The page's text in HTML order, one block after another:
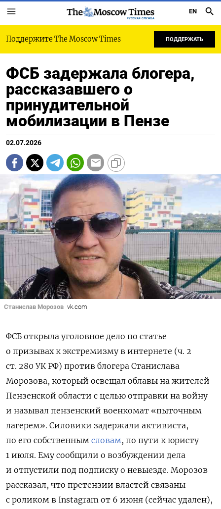
РУССКАЯ СЛУЖБА
EN
Поддержите The Moscow Times ПОДДЕРЖАТЬ
ФСБ задержала блогера,
рассказавшего о
принудительной
мобилизации в Пензе
02.07.2026
Станислав Морозов vk.com
ФСБ открыла уголовное дело по статье
о призывах к экстремизму в интернете (ч. 2
ст. 280 УК РФ) против блогера Станислава
Морозова, который освещал облавы на жителей
Пензенской области с целью отправки на войну
и называл пензенский военкомат «пыточным
лагерем». Силовики задержали активиста,
по его собственным словам, по пути к юристу
1 июля. Ему сообщили о возбуждении дела
и отпустили под подписку о невыезде. Морозов
рассказал, что претензии властей связаны
с роликом в Instagram от 6 июня (сейчас удален),